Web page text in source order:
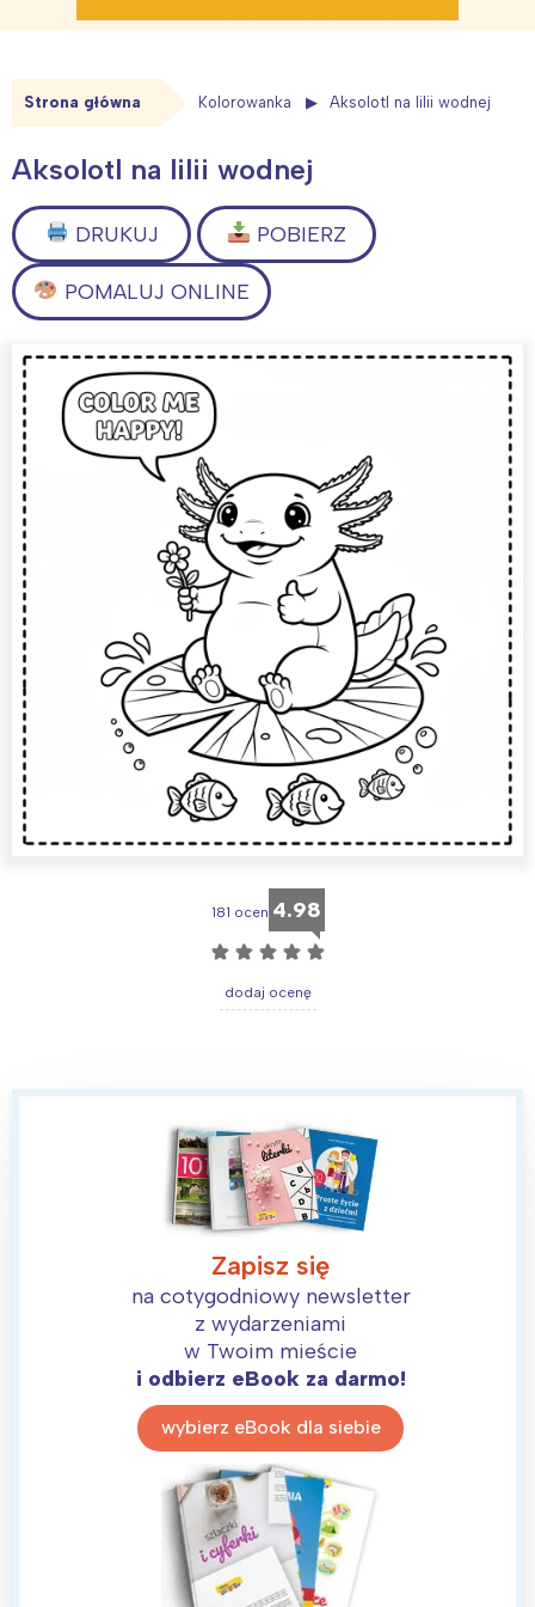
Strona główna Kolorowanka Aksolotl na lilii wodnej
Aksolotl na lilii wodnej
DRUKUJ POBIERZ
POMALUJ ONLINE
181 ocen 4.98
☆ ☆ ☆ ☆ ☆
dodaj ocenę
Zapisz się
na cotygodniowy newsletter
z wydarzeniami
w Twoim mieście
i odbierz eBook za darmo!
wybierz eBook dla siebie